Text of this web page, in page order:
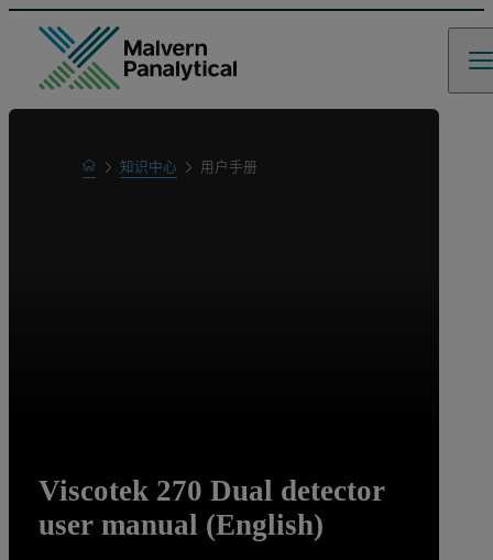
Home
Learn
知识中心 用户手册
Viscotek 270 Dual detector
user manual (English)